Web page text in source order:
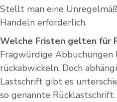
Stellt man eine
Handeln erforderlich.
Welche Fristen gelten für
Fragwürdige Abbuchungen
rückabwickeln. Doch
Lastschrift gibt es
so genannte